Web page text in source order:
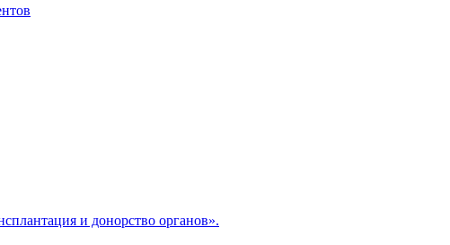
и донорство органов».